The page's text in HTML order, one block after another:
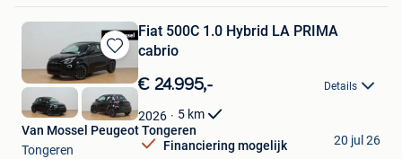
Bewaren
in
Mijn
Favorieten
Fiat 500C 1.0 Hybrid LA PRIMA
cabrio
€ 24.995,- Details
2026 5 km
Financiering mogelijk
Van Mossel Peugeot Tongeren
Tongeren
20 jul 26